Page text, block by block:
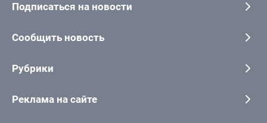
Подписаться на новости
Сообщить новость
Рубрики
Реклама на сайте